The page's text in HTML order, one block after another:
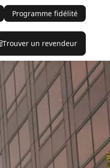
Programme fidélité
Trouver un revendeur